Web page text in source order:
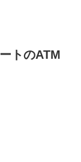
トのATM